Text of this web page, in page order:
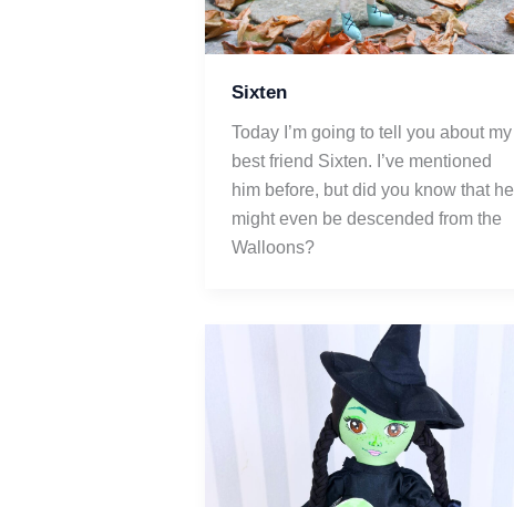
Sixten
Today I’m going to tell you about my
best friend Sixten. I’ve mentioned
him before, but did you know that he
might even be descended from the
Walloons?